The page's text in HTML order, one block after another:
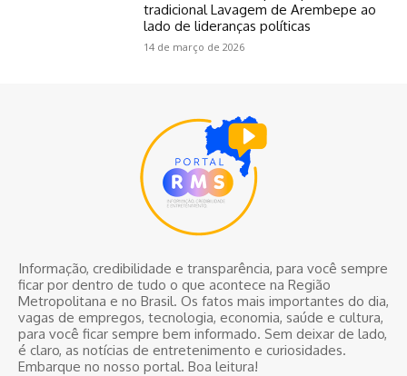
tradicional Lavagem de Arembepe ao
lado de lideranças políticas
14 de março de 2026
Informação, credibilidade e transparência, para você sempre
ficar por dentro de tudo o que acontece na Região
Metropolitana e no Brasil. Os fatos mais importantes do dia,
vagas de empregos, tecnologia, economia, saúde e cultura,
para você ficar sempre bem informado. Sem deixar de lado,
é claro, as notícias de entretenimento e curiosidades.
Embarque no nosso portal. Boa leitura!